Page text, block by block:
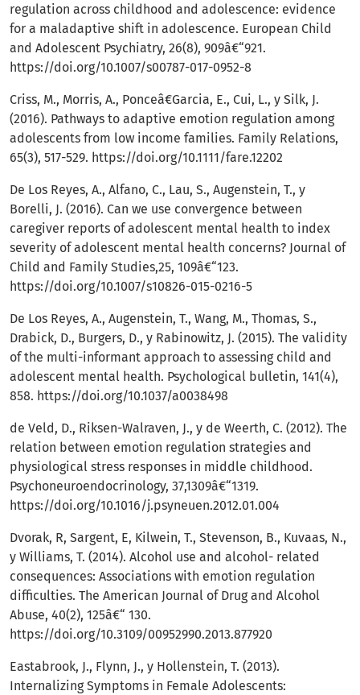
regulation across childhood and adolescence: evidence
for a maladaptive shift in adolescence. European Child
and Adolescent Psychiatry, 26(8), 909â€“921.
https://doi.org/10.1007/s00787-017-0952-8
Criss, M., Morris, A., Ponceâ€Garcia, E., Cui, L., y Silk, J.
(2016). Pathways to adaptive emotion regulation among
adolescents from low income families. Family Relations,
65(3), 517-529. https://doi.org/10.1111/fare.12202
De Los Reyes, A., Alfano, C., Lau, S., Augenstein, T., y
Borelli, J. (2016). Can we use convergence between
caregiver reports of adolescent mental health to index
severity of adolescent mental health concerns? Journal of
Child and Family Studies,25, 109â€“123.
https://doi.org/10.1007/s10826-015-0216-5
De Los Reyes, A., Augenstein, T., Wang, M., Thomas, S.,
Drabick, D., Burgers, D., y Rabinowitz, J. (2015). The validity
of the multi-informant approach to assessing child and
adolescent mental health. Psychological bulletin, 141(4),
858. https://doi.org/10.1037/a0038498
de Veld, D., Riksen-Walraven, J., y de Weerth, C. (2012). The
relation between emotion regulation strategies and
physiological stress responses in middle childhood.
Psychoneuroendocrinology, 37,1309â€“1319.
https://doi.org/10.1016/j.psyneuen.2012.01.004
Dvorak, R, Sargent, E, Kilwein, T., Stevenson, B., Kuvaas, N.,
y Williams, T. (2014). Alcohol use and alcohol- related
consequences: Associations with emotion regulation
difficulties. The American Journal of Drug and Alcohol
Abuse, 40(2), 125â€“ 130.
https://doi.org/10.3109/00952990.2013.877920
Eastabrook, J., Flynn, J., y Hollenstein, T. (2013).
Internalizing Symptoms in Female Adolescents: